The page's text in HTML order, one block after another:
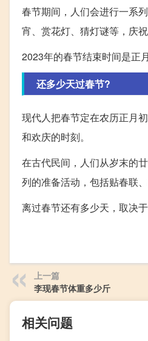
春节期间，人们会进行一系
宵、赏花灯、猜灯谜等，庆
2023年的春节结束时间是正
还多少天过春节?
现代人把春节定在农历正月
和欢庆的时刻。
在古代民间，人们从岁末的
列的准备活动，包括贴春联
离过春节还有多少天，取决
上一篇
李现春节体重多少斤
相关问题